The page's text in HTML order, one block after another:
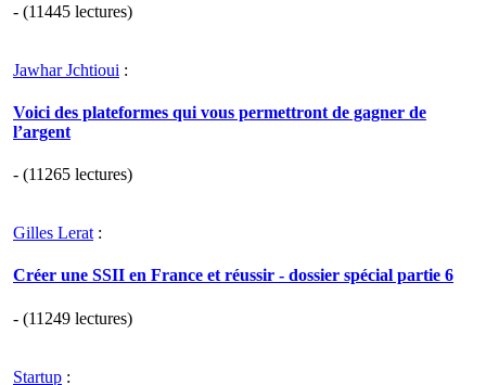
- (11445 lectures)
Jawhar Jchtioui :
Voici des plateformes qui vous permettront de gagner de
l’argent
- (11265 lectures)
Gilles Lerat :
Créer une SSII en France et réussir - dossier spécial partie 6
- (11249 lectures)
Startup :